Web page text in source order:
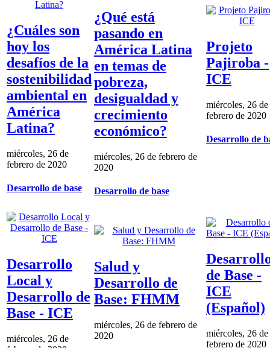
¿Cuáles son
hoy los
desafíos de la
sostenibilidad
ambiental en
América
Latina?
miércoles, 26 de
febrero de 2020
Desarrollo de base
¿Qué está
pasando en
América Latina
en temas de
pobreza,
desigualdad y
crecimiento
económico?
miércoles, 26 de febrero de
2020
Desarrollo de base
Projeto
Pajiroba -
ICE
miércoles, 26 de
febrero de 2020
Desarrollo de
Desarrollo
Local y
Desarrollo de
Base - ICE
miércoles, 26 de
Salud y
Desarrollo de
Base: FHMM
miércoles, 26 de febrero de
2020
de Base -
ICE
(Español)
miércoles, 26 de
febrero de 2020